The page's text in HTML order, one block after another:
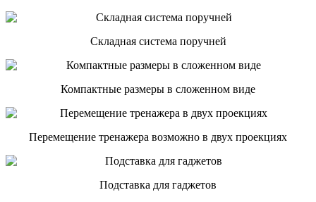
Складная система поручней
Компактные размеры в сложенном виде
Перемещение тренажера возможно в двух проекциях
Подставка для гаджетов